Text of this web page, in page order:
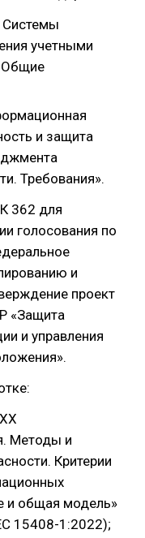
учетными
Общие
и защита
Требования».
362 для
голосования по
и
проект
«Защита
и управления
Методы и
Критерии
и общая модель»
15408-1:2022);